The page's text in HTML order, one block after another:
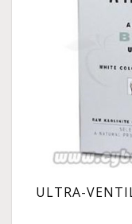
ULTRA-